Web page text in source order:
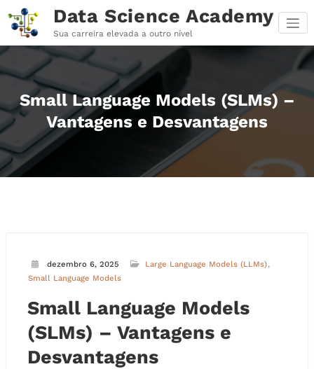
para
conteúdo
Data Science Academy
Sua carreira elevada a outro nível
Small Language Models (SLMs) –
Vantagens e Desvantagens
dezembro 6, 2025
Large Language Models (LLMs)
Small Language Models
Small Language Models
(SLMs) – Vantagens e
Desvantagens